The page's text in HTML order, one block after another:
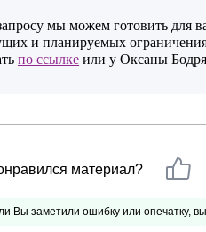
мы можем готовить для
и планируемых
по ссылке или у Оксаны
материал?
Вы заметили ошибку или опечатку,